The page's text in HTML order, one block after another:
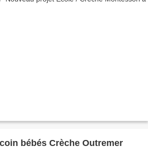
bébés Crèche Outremer